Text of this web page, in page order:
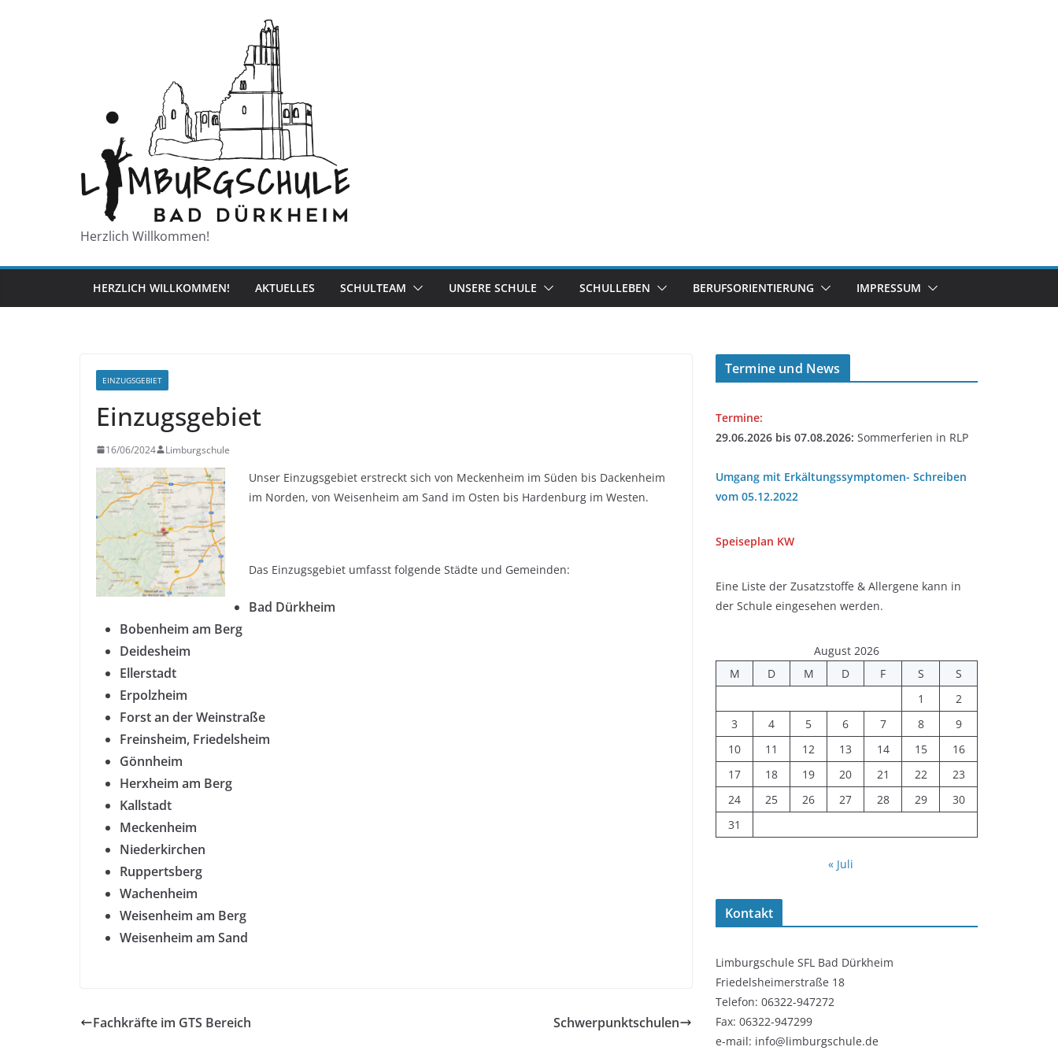
Herzlich Willkommen!
HERZLICH WILLKOMMEN! AKTUELLES SCHULTEAM UNSERE SCHULE SCHULLEBEN BERUFSORIENTIERUNG IMPRESSUM
EINZUGSGEBIET
Einzugsgebiet
16/06/2024 Limburgschule
Unser Einzugsgebiet erstreckt sich von Meckenheim im Süden bis Dackenheim
im Norden, von Weisenheim am Sand im Osten bis Hardenburg im Westen.
Das Einzugsgebiet umfasst folgende Städte und Gemeinden:
Bad Dürkheim
Bobenheim am Berg
Deidesheim
Ellerstadt
Erpolzheim
Forst an der Weinstraße
Freinsheim, Friedelsheim
Gönnheim
Herxheim am Berg
Kallstadt
Meckenheim
Niederkirchen
Ruppertsberg
Wachenheim
Weisenheim am Berg
Weisenheim am Sand
Fachkräfte im GTS Bereich Schwerpunktschulen
Termine und News
Termine:
29.06.2026 bis 07.08.2026: Sommerferien in RLP
Umgang mit Erkältungssymptomen- Schreiben
vom 05.12.2022
Speiseplan KW
Eine Liste der Zusatzstoffe & Allergene kann in
der Schule eingesehen werden.
August 2026
M
D M D F S
S
1
2
3
4 5 6 7 8
9
10
11 12 13 14 15
16
17
18 19 20 21 22
23
24
25 26 27 28 29
30
31
« Juli
Kontakt
Limburgschule SFL Bad Dürkheim
Friedelsheimerstraße 18
Telefon: 06322-947272
Fax: 06322-947299
e-mail: info@limburgschule.de